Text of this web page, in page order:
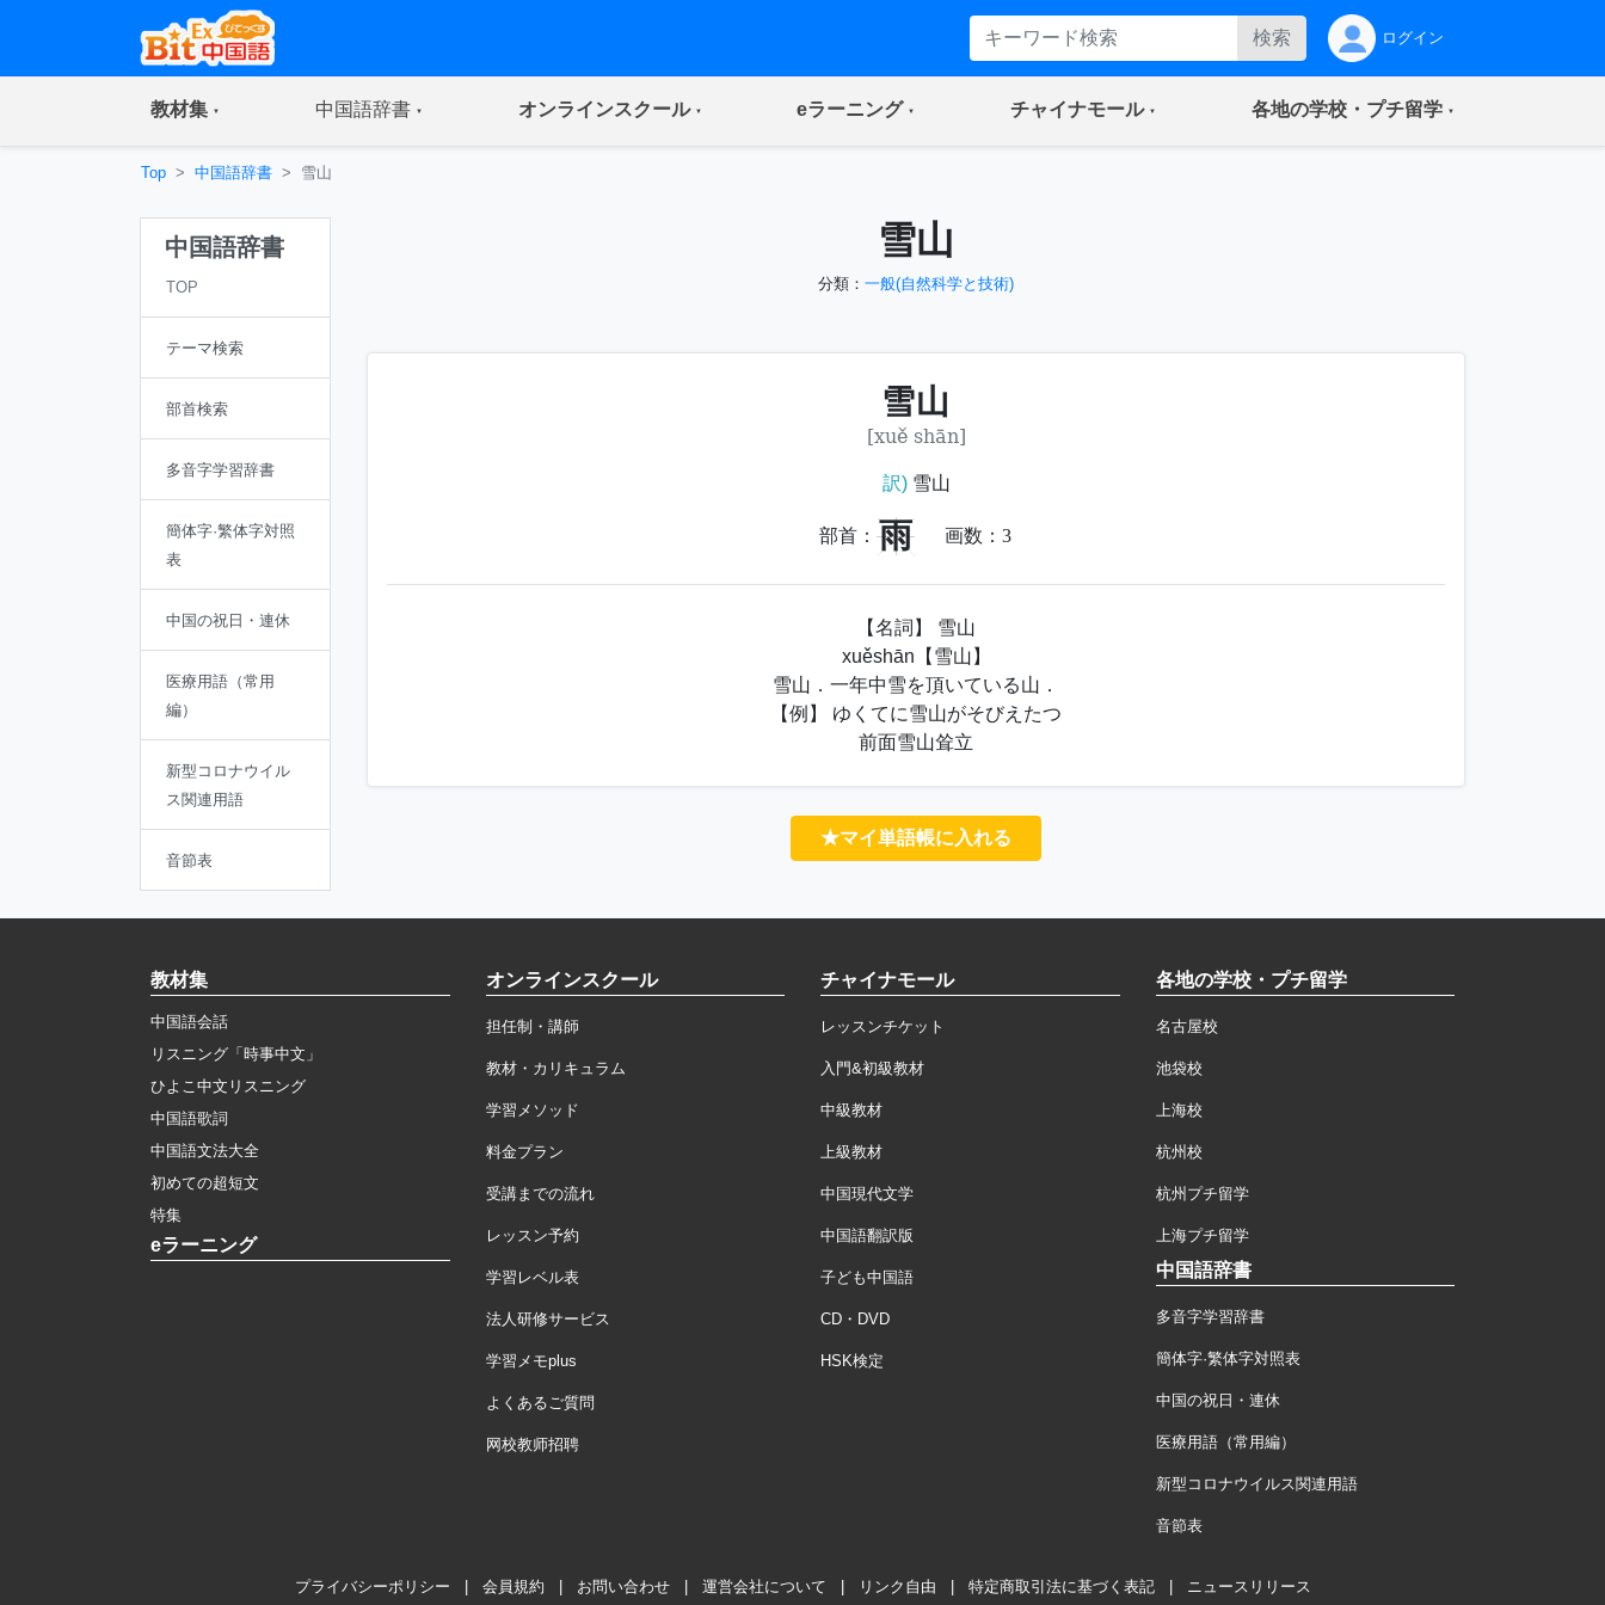
検索 ログイン
教材集(current) 中国語辞書(current) オンラインスクール(current) eラーニング(current) チャイナモール(current) 各地の学校・プチ留学(current)
Top 中国語辞書 雪山
中国語辞書
TOP
テーマ検索
部首検索
多音字学習辞書
簡体字·繁体字対照
表
中国の祝日・連休
医療用語（常用
編）
新型コロナウイル
ス関連用語
音節表
雪山
分類： 一般(自然科学と技術)
雪山
[xuě shān]
訳)雪山
部首： 雨 画数： 3
【名詞】 雪山
xuěshān【雪山】
雪山．一年中雪を頂いている山．
【例】 ゆくてに雪山がそびえたつ
前面雪山耸立
★マイ単語帳に入れる
教材集
中国語会話
リスニング「時事中文」
ひよこ中文リスニング
中国語歌詞
中国語文法大全
初めての超短文
特集
eラーニング
オンラインスクール
担任制・講師
教材・カリキュラム
学習メソッド
料金プラン
受講までの流れ
レッスン予約
学習レベル表
法人研修サービス
学習メモplus
よくあるご質問
网校教师招聘
チャイナモール
レッスンチケット
入門&初級教材
中級教材
上級教材
中国現代文学
中国語翻訳版
子ども中国語
CD・DVD
HSK検定
各地の学校・プチ留学
名古屋校
池袋校
上海校
杭州校
杭州プチ留学
上海プチ留学
中国語辞書
多音字学習辞書
簡体字·繁体字対照表
中国の祝日・連休
医療用語（常用編）
新型コロナウイルス関連用語
音節表
プライバシーポリシー 会員規約 お問い合わせ 運営会社について リンク自由 特定商取引法に基づく表記 ニュースリリース